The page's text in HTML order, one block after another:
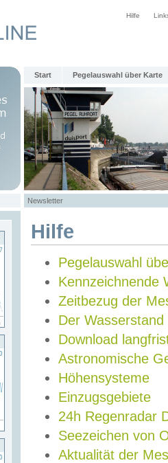
Hilfe
Start Pegelauswahl über Karte
Newsletter
Hilfe
Pegelauswahl
Kennzeichnende
Zeitbezug der
Der Wasserstand
Download
Astronomische
Höhensysteme
Einzugsgebiete
24h Regenradar
Seezeichen von
Aktualität der